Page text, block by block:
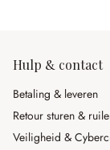
Hulp & contact
Betaling & leveren
Retour sturen &
Veiligheid &